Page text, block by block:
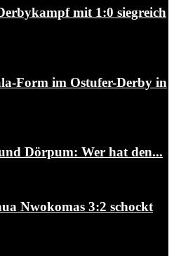
mit 1:0 siegreich
Form im Ostufer-Derby in
Dörpum: Wer hat den...
Nwokomas 3:2 schockt